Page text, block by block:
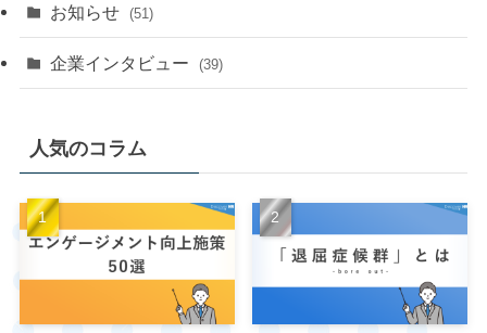
お知らせ (51)
企業インタビュー (39)
人気のコラム